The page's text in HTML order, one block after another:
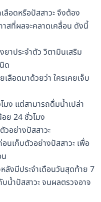
ลือดหรือปัสสาวะ จึงต้อง
สที่ผลจะคลาดเคลื่อน ดังนี้
าประจำตัว วิตามินเสริม
ด
ลือดมาด้วยว่า ใครเคยเจ็บ
มง แต่สามารถดื่มน้ำเปล่า
ย 24 ชั่วโมง
อย่างปัสสาวะ
นเก็บตัวอย่างปัสสาวะ เพื่อ
ลังมีประจำเดือนวันสุดท้าย 7
บน้ำปัสสาวะ จนผลตรวจอาจ